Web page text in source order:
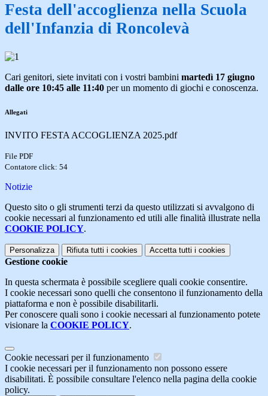
Festa dell'accoglienza nella Scuola
dell'Infanzia di Roncolevà
Cari genitori, siete invitati con i vostri bambini martedì 17 giugno
dalle ore 10:45 alle 11:40 per un momento di giochi e conoscenza.
Allegati
INVITO FESTA ACCOGLIENZA 2025.pdf
File PDF
Contatore click: 54
Notizie
Questo sito o gli strumenti terzi da questo utilizzati si avvalgono di
cookie necessari al funzionamento ed utili alle finalità illustrate nella
COOKIE POLICY.
Personalizza Rifiuta tutti i cookies Accetta tutti i cookies
Gestione cookie
In questa schermata è possibile scegliere quali cookie consentire.
I cookie necessari sono quelli che consentono il funzionamento della
piattaforma e non è possibile disabilitarli.
Per conoscere quali sono i cookie necessari al funzionamento potete
visionare la COOKIE POLICY.
Cookie necessari per il funzionamento
I cookie necessari per il funzionamento non possono essere
disabilitati. È possibile consultare l'elenco nella pagina della cookie
policy.